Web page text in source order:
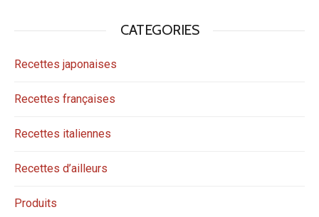
CATEGORIES
Recettes japonaises
Recettes françaises
Recettes italiennes
Recettes d’ailleurs
Produits